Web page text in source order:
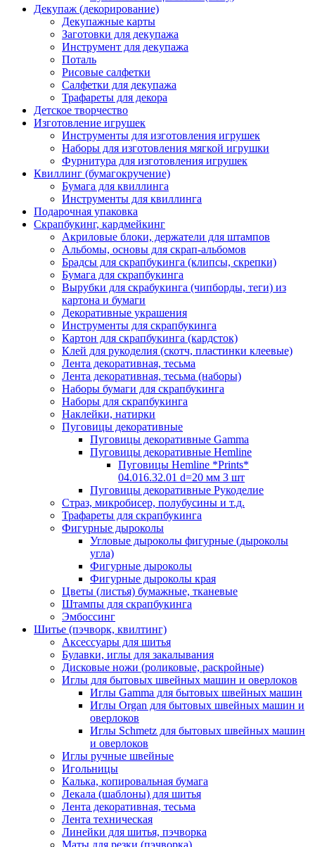
Декупаж (декорирование)
Декупажные карты
Заготовки для декупажа
Инструмент для декупажа
Поталь
Рисовые салфетки
Салфетки для декупажа
Трафареты для декора
Детское творчество
Изготовление игрушек
Инструменты для изготовления игрушек
Наборы для изготовления мягкой игрушки
Фурнитура для изготовления игрушек
Квиллинг (бумагокручение)
Бумага для квиллинга
Инструменты для квиллинга
Подарочная упаковка
Скрапбукинг, кардмейкинг
Акриловые блоки, держатели для штампов
Альбомы, основы для скрап-альбомов
Брадсы для скрапбукинга (клипсы, скрепки)
Бумага для скрапбукинга
Вырубки для скрабукинга (чипборды, теги) из
картона и бумаги
Декоративные украшения
Инструменты для скрапбукинга
Картон для скрапбукинга (кардсток)
Клей для рукоделия (скотч, пластинки клеевые)
Лента декоративная, тесьма
Лента декоративная, тесьма (наборы)
Наборы бумаги для скрапбукинга
Наборы для скрапбукинга
Наклейки, натирки
Пуговицы декоративные
Пуговицы декоративные Gamma
Пуговицы декоративные Hemline
Пуговицы Hemline *Prints*
04.016.32.01 d=20 мм 3 шт
Пуговицы декоративные Рукоделие
Страз, микробисер, полубусины и т.д.
Трафареты для скрапбукинга
Фигурные дыроколы
Угловые дыроколы фигурные (дыроколы
угла)
Фигурные дыроколы
Фигурные дыроколы края
Цветы (листья) бумажные, тканевые
Штампы для скрапбукинга
Эмбоссинг
Шитье (пэчворк, квилтинг)
Аксессуары для шитья
Булавки, иглы для закалывания
Дисковые ножи (роликовые, раскройные)
Иглы для бытовых швейных машин и оверлоков
Иглы Gamma для бытовых швейных машин
Иглы Organ для бытовых швейных машин и
оверлоков
Иглы Schmetz для бытовых швейных машин
и оверлоков
Иглы ручные швейные
Игольницы
Калька, копировальная бумага
Лекала (шаблоны) для шитья
Лента декоративная, тесьма
Лента техническая
Линейки для шитья, пэчворка
Маты для резки (пэчворка)